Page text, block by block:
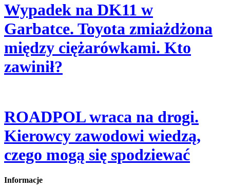
Wypadek na DK11 w
Garbatce. Toyota zmiażdżona
między ciężarówkami. Kto
zawinił?
ROADPOL wraca na drogi.
Kierowcy zawodowi wiedzą,
czego mogą się spodziewać
Informacje